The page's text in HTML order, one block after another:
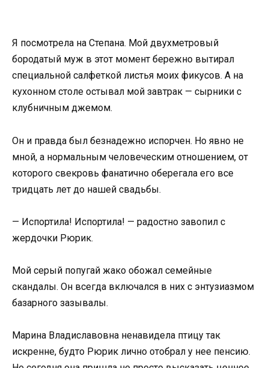
Я посмотрела на Степана. Мой двухметровый
бородатый муж в этот момент бережно вытирал
специальной салфеткой листья моих фикусов. А на
кухонном столе остывал мой завтрак — сырники с
клубничным джемом.
Он и правда был безнадежно испорчен. Но явно не
мной, а нормальным человеческим отношением, от
которого свекровь фанатично оберегала его все
тридцать лет до нашей свадьбы.
— Испортила! Испортила! — радостно завопил с
жердочки Рюрик.
Мой серый попугай жако обожал семейные
скандалы. Он всегда включался в них с энтузиазмом
базарного зазывалы.
Марина Владиславовна ненавидела птицу так
искренне, будто Рюрик лично отобрал у нее пенсию.